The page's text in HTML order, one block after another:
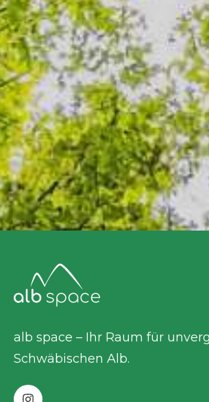
alb space – Ihr Raum für
Schwäbischen Alb.